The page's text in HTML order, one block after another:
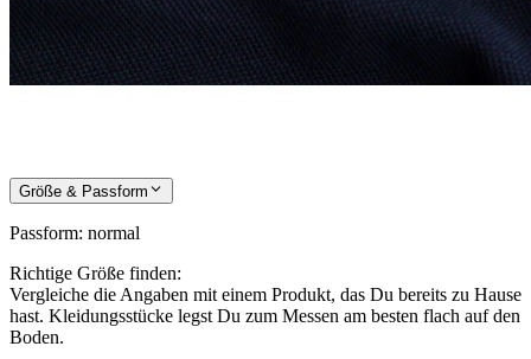
Größe & Passform
Passform: normal
Richtige Größe finden:
Vergleiche die Angaben mit einem Produkt, das Du bereits zu Hause
hast. Kleidungsstücke legst Du zum Messen am besten flach auf den
Boden.